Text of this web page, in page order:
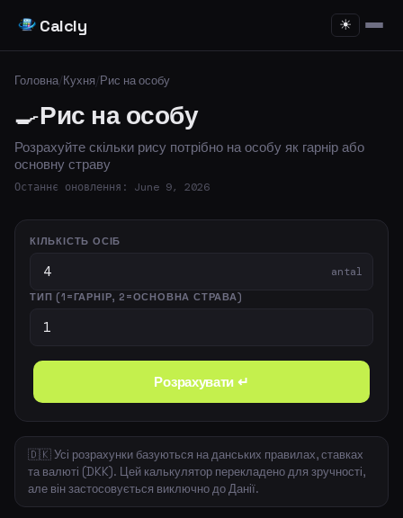
Calcly ☀
Головна/Кухня/Рис на особу
🍳Рис на особу
Розрахуйте скільки рису потрібно на особу як гарнір або
основну страву
Останнє оновлення: June 9, 2026
КІЛЬКІСТЬ ОСІБ
antal
ТИП (1=ГАРНІР, 2=ОСНОВНА СТРАВА)
Розрахувати ↵
🇩🇰 Усі розрахунки базуються на данських правилах, ставках
та валюті (DKK). Цей калькулятор перекладено для зручності,
але він застосовується виключно до Данії.